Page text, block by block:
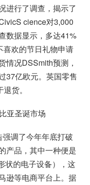
进行了调查，揭示了
cience对3,000
数据显示，多达41%
喜欢的节日礼物申请
情况DSSmith预测，
37亿欧元。英国零售
货。
亚圣诞市场
调了今年年底打破
产品，其中一种便是
状的电子设备），这
逊等电商平台上。据